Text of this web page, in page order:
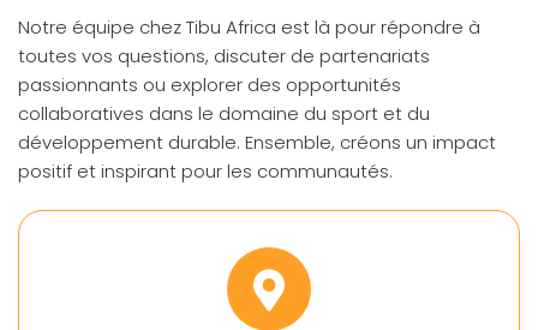
Notre équipe chez Tibu Africa est là pour répondre à
toutes vos questions, discuter de partenariats
passionnants ou explorer des opportunités
collaboratives dans le domaine du sport et du
développement durable. Ensemble, créons un impact
positif et inspirant pour les communautés.